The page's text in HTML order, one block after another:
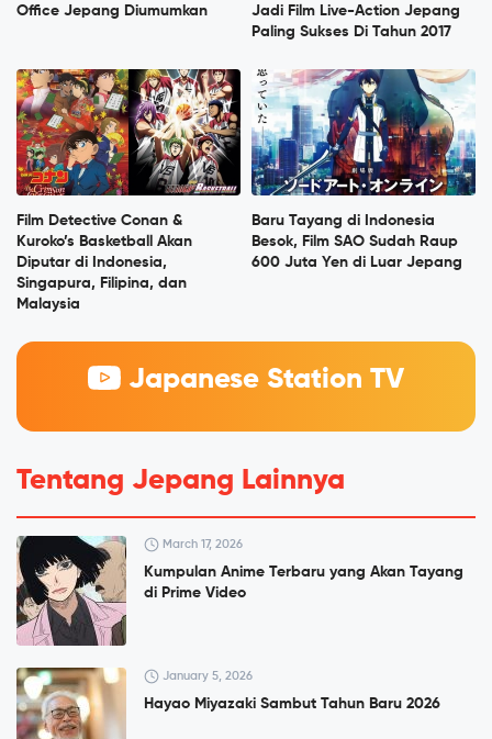
Office Jepang Diumumkan
Jadi Film Live-Action Jepang
Paling Sukses Di Tahun 2017
Film Detective Conan &
Kuroko’s Basketball Akan
Diputar di Indonesia,
Singapura, Filipina, dan
Malaysia
Baru Tayang di Indonesia
Besok, Film SAO Sudah Raup
600 Juta Yen di Luar Jepang
Japanese Station TV
Tentang Jepang Lainnya
March 17, 2026
Kumpulan Anime Terbaru yang Akan Tayang
di Prime Video
January 5, 2026
Hayao Miyazaki Sambut Tahun Baru 2026